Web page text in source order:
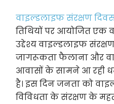
वाइल्डलाइफ संरक्षण
तिथियों पर आयोजित एक
उद्देश्य वाइल्डलाइफ
जागरूकता फैलाना और
आवासों के सामने आ रही
है। इस दिन जनता को
विविधता के संरक्षण के